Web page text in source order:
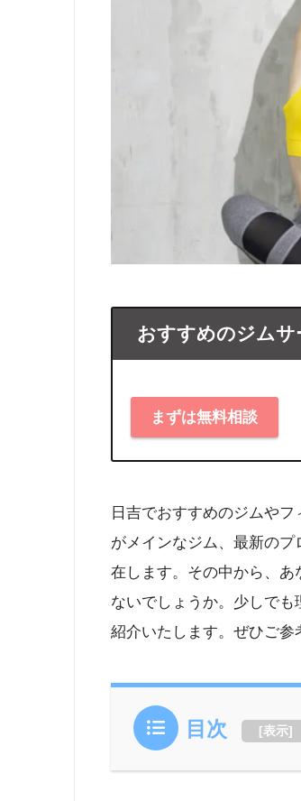
おすすめのジムサ
まずは無料相談
日吉でおすすめのジムや
がメインなジム、最新の
在します。その中から、
ないでしょうか。少しで
紹介いたします。ぜひご参
目次 [表示]